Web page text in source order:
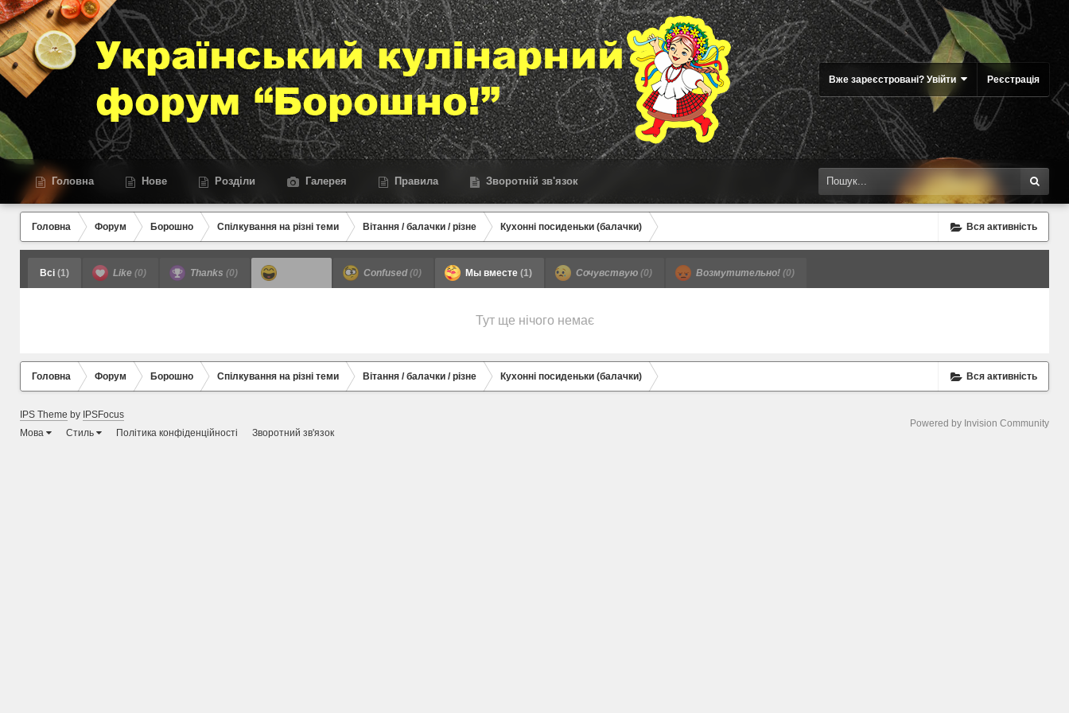
Вже зареєстровані? Увійти Реєстрація
Головна Нове Розділи Галерея Правила Зворотній зв'язок
Вся активність
Головна Форум Борошно Спілкування на різні теми Вітання / балачки / різне Кухонні посиденьки (балачки)
Всі (1) Like (0) Thanks (0) Confused(0) Мы вместе (1) Сочувствую (0) Возмутительно! (0)
Тут ще нічого немає
Вся активність
Головна Форум Борошно Спілкування на різні теми Вітання / балачки / різне Кухонні посиденьки (балачки)
IPS Theme by IPSFocus
Мова
Стиль Політика конфіденційності Зворотний зв'язок
Powered by Invision Community